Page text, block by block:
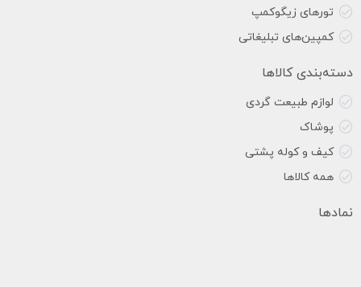
تورهای زیگوکمپ
کمپین‌های تبلیغاتی
دسته‌بندی کالاها
لوازم طبیعت گردی
پوشاک
کیف و کوله پشتی
همه کالاها
نمادها